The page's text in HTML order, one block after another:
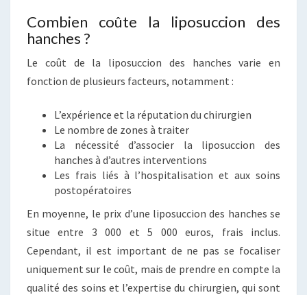
Combien coûte la liposuccion des
hanches ?
Le coût de la liposuccion des hanches varie en
fonction de plusieurs facteurs, notamment :
L’expérience et la réputation du chirurgien
Le nombre de zones à traiter
La nécessité d’associer la liposuccion des
hanches à d’autres interventions
Les frais liés à l’hospitalisation et aux soins
postopératoires
En moyenne, le prix d’une liposuccion des hanches se
situe entre 3 000 et 5 000 euros, frais inclus.
Cependant, il est important de ne pas se focaliser
uniquement sur le coût, mais de prendre en compte la
qualité des soins et l’expertise du chirurgien, qui sont